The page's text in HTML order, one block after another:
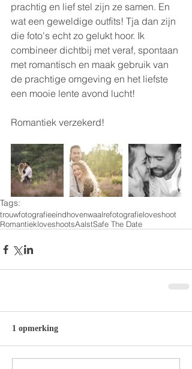
prachtig en lief stel zijn ze samen. En
wat een geweldige outfits! Tja dan zijn
die foto's echt zo gelukt hoor. Ik
combineer dichtbij met veraf, spontaan
met romantisch en maak gebruik van
de prachtige omgeving en het liefste
een mooie lente avond lucht!
Romantiek verzekerd!
Tags:
trouwfotografieeindhovenwaalrefotografieloveshoot
RomantiekloveshootsAalstSafe The Date
1 opmerking